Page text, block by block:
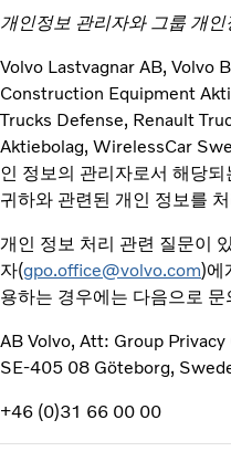
개인정보 관리자와 그룹 개
Volvo Lastvagnar AB, Volvo
Construction Equipment
Trucks Defense, Renault
Aktiebolag, WirelessCar
인 정보의 관리자로서 해당
귀하와 관련된 개인 정보를
개인 정보 처리 관련 질문이
자(gpo.office@volvo.com)에
용하는 경우에는 다음으로
AB Volvo, Att: Group
SE-405 08 Göteborg,
+46 (0)31 66 00 00